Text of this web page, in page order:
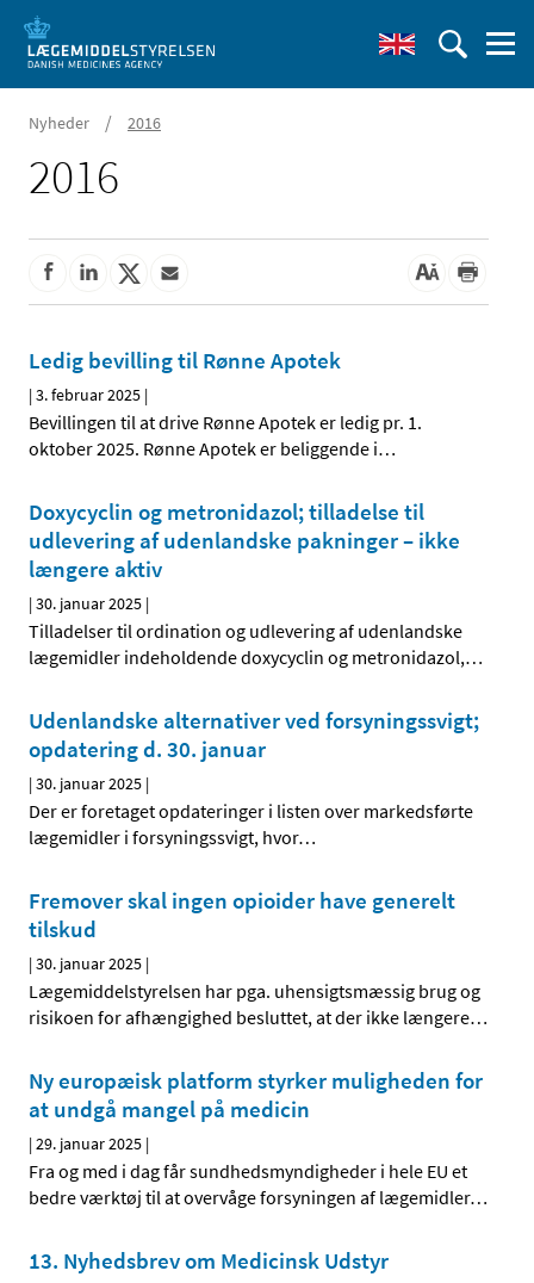
Nyheder / 2016
2016
Ledig bevilling til Rønne Apotek
|3. februar 2025 |
Bevillingen til at drive Rønne Apotek er ledig pr. 1.
oktober 2025. Rønne Apotek er beliggende i…
Doxycyclin og metronidazol; tilladelse til
udlevering af udenlandske pakninger – ikke
længere aktiv
|30. januar 2025 |
Tilladelser til ordination og udlevering af udenlandske
lægemidler indeholdende doxycyclin og metronidazol,…
Udenlandske alternativer ved forsyningssvigt;
opdatering d. 30. januar
|30. januar 2025 |
Der er foretaget opdateringer i listen over markedsførte
lægemidler i forsyningssvigt, hvor…
Fremover skal ingen opioider have generelt
tilskud
|30. januar 2025 |
Lægemiddelstyrelsen har pga. uhensigtsmæssig brug og
risikoen for afhængighed besluttet, at der ikke længere…
Ny europæisk platform styrker muligheden for
at undgå mangel på medicin
|29. januar 2025 |
Fra og med i dag får sundhedsmyndigheder i hele EU et
bedre værktøj til at overvåge forsyningen af lægemidler…
13. Nyhedsbrev om Medicinsk Udstyr